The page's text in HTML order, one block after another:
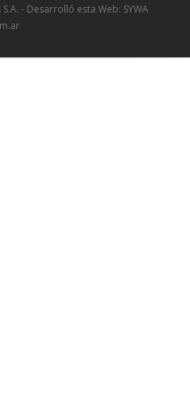
- Desarrolló esta Web: SYWA